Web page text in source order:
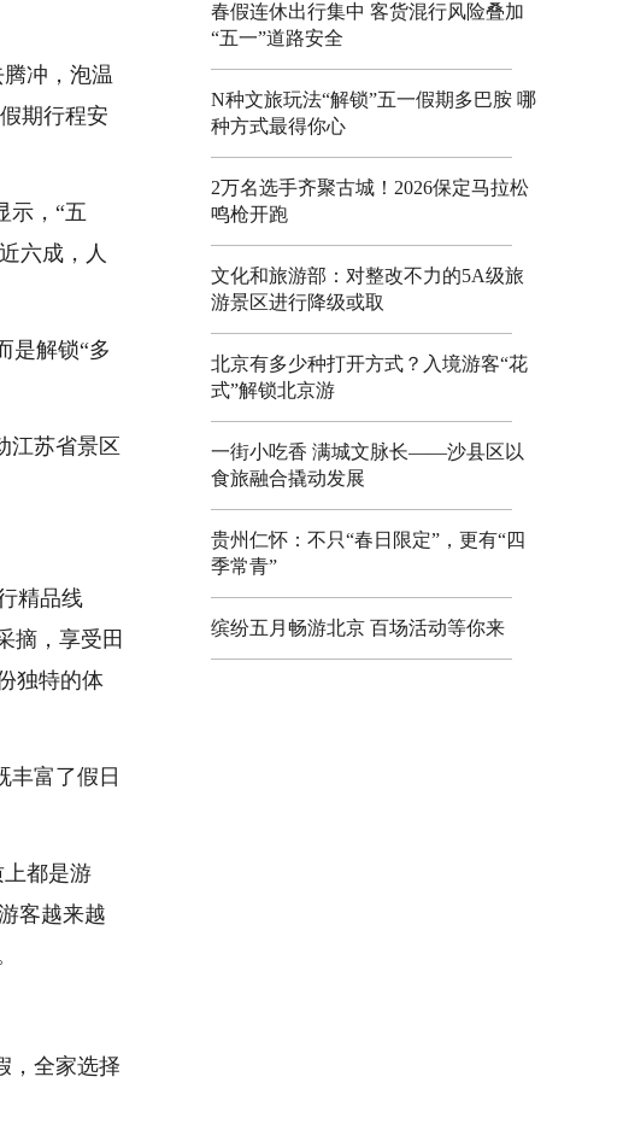
冲，泡温
期行程安
示，“五
六成，人
是解锁“多
江苏省景区
精品线
摘，享受田
独特的体
丰富了假日
上都是游
客越来越
，全家选择
春假连休出行集中 客货混行风险叠加
“五一”道路安全
N种文旅玩法“解锁”五一假期多巴胺 哪
种方式最得你心
2万名选手齐聚古城！2026保定马拉松
鸣枪开跑
文化和旅游部：对整改不力的5A级旅
游景区进行降级或取
北京有多少种打开方式？入境游客“花
式”解锁北京游
一街小吃香 满城文脉长——沙县区以
食旅融合撬动发展
贵州仁怀：不只“春日限定”，更有“四
季常青”
缤纷五月畅游北京 百场活动等你来